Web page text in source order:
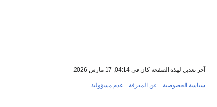
آخر تعديل لهذه الصفحة كان في 04:14, 17 مارس 2026.
سياسة الخصوصية عن المعرفة عدم مسؤولية